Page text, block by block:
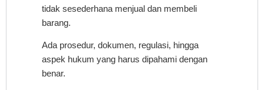
tidak sesederhana menjual dan membeli
barang.
Ada prosedur, dokumen, regulasi, hingga
aspek hukum yang harus dipahami dengan
benar.